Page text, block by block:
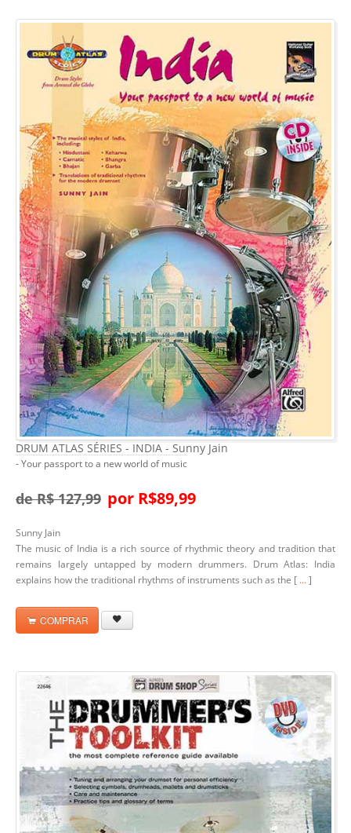
DRUM ATLAS SÉRIES - INDIA - Sunny Jain
- Your passport to a new world of music
de R$ 127,99 por R$89,99
Sunny Jain
The music of India is a rich source of rhythmic theory and tradition that
remains largely untapped by modern drummers. Drum Atlas: India
explains how the traditional rhythms of instruments such as the [ ...]
COMPRAR